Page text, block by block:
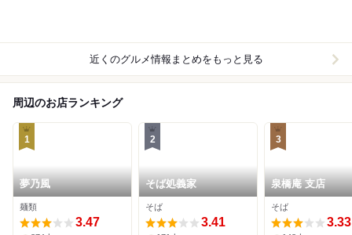
近くのグルメ情報まとめをもっと見る
周辺のお店ランキング
1
夢乃風
麺類
3.47
2
そば処義家
そば
3.41
3
泉橋庵 支店
そば
3.33